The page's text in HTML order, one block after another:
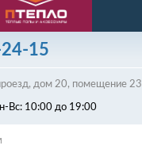
15
дом 20, помещение 23
Вс: 10:00 до 19:00